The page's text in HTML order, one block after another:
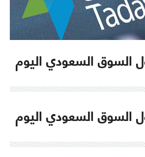
السوق السعودي اليوم
السوق السعودي اليوم